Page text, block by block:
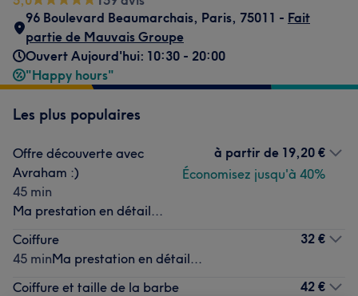
96 Boulevard Beaumarchais, Paris, 75011 - Fait
partie de Mauvais Groupe
Ouvert Aujourd'hui: 10:30 - 20:00
"Happy hours"
Les plus populaires
Offre découverte avec
Avraham :)
45 min
Ma prestation en détail...
à partir de 19,20 €
Économisez jusqu'à 40%
Coiffure
45 minMa prestation en détail...
32 €
Coiffure et taille de la barbe
42 €